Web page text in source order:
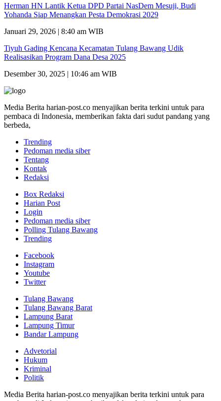
Herman HN Lantik Ketua DPD Partai NasDem Mesuji, Budi
Yohanda Siap Menangkan Pesta Demokrasi 2029
Januari 29, 2026 | 8:40 am WIB
Tiyuh Gading Kencana Kecamatan Tulang Bawang Udik
Realisasikan Program Dana Desa 2025
Desember 30, 2025 | 10:46 am WIB
Media Berita harian-post.co menyajikan berita terkini untuk para
pembaca di Indonesia, memberikan fakta dari sudut pandang yang
berbeda,
Trending
Pedoman media siber
Tentang
Kontak
Redaksi
Box Redaksi
Harian Post
Login
Pedoman media siber
Polling Tulang Bawang
Trending
Facebook
Instagram
Youtube
Twitter
Tulang Bawang
Tulang Bawang Barat
Lampung Barat
Lampung Timur
Bandar Lampung
Advetorial
Hukum
Kriminal
Politik
Media Berita harian-post.co menyajikan berita terkini untuk para